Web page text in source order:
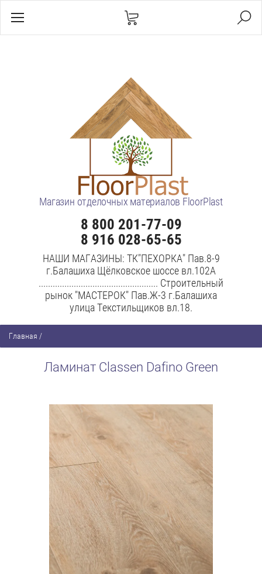
Магазин отделочных материалов FloorPlast
8 800 201-77-09
8 916 028-65-65
НАШИ МАГАЗИНЫ: ТК"ПЕХОРКА" Пав.8-9
г.Балашиха Щёлковское шоссе вл.102А
................................................... Строительный
рынок "МАСТЕРОК" Пав.Ж-3 г.Балашиха
улица Текстильщиков вл.18.
Главная /
Ламинат Classen Dafino Green